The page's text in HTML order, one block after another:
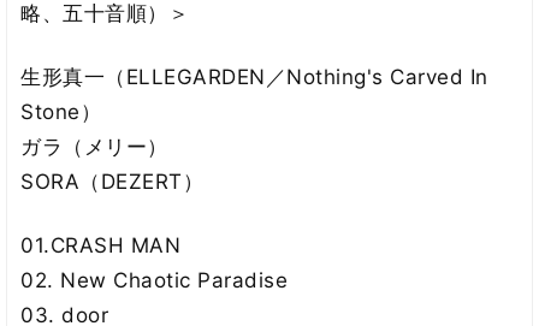
略、五十音順）＞
生形真一（ELLEGARDEN／Nothing's Carved In
Stone）
ガラ（メリー）
SORA（DEZERT）
01.CRASH MAN
02. New Chaotic Paradise
03. door